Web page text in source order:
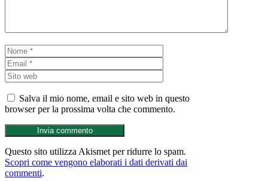
Nome
Salva il mio nome, email e sito web in questo
browser per la prossima volta che commento.
Questo sito utilizza Akismet per ridurre lo spam.
Scopri come vengono elaborati i dati derivati dai
commenti.